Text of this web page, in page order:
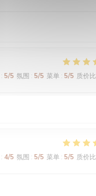
: 5/5 氛围 : 5/5 菜单 : 5/5 质价比
: 4/5 氛围 : 5/5 菜单 : 5/5 质价比